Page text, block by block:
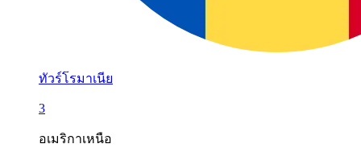
ทัวร์โรมาเนีย
3
อเมริกาเหนือ